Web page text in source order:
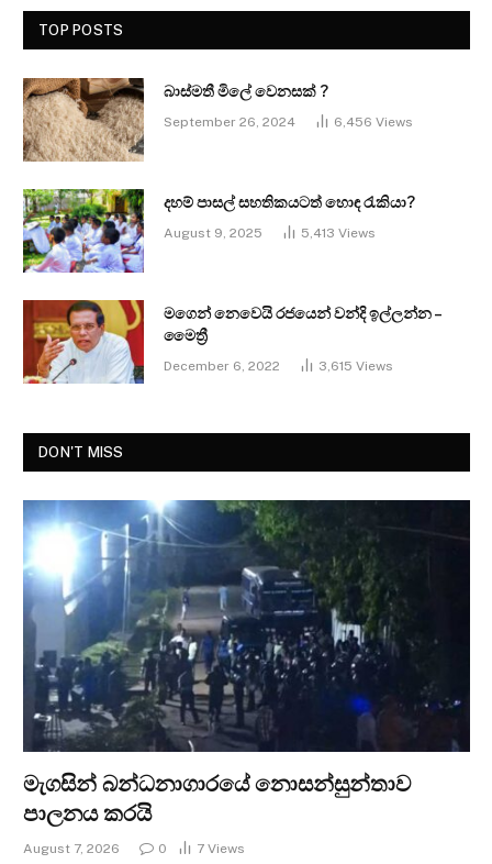
TOP POSTS
බාස්මතී මිලේ වෙනසක් ?
September 26, 2024 6,456 Views
දහම් පාසල් සහතිකයටත් හොඳ රැකියා?
August 9, 2025 5,413 Views
මගෙන් නෙවෙයි රජයෙන් වන්දි ඉල්ලන්න –
මෛත්‍රී
December 6, 2022 3,615 Views
DON'T MISS
මැගසින් බන්ධනාගාරයේ නොසන්සුන්තාව
පාලනය කරයි
August 7, 2026 0 7 Views